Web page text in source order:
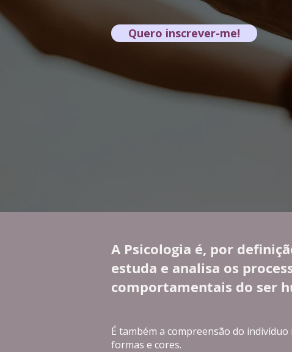
Quero inscrever-me!
A Psicologia é, por
estuda e analisa os
comportamentais do ser
É também a compreensão do
formas e cores.